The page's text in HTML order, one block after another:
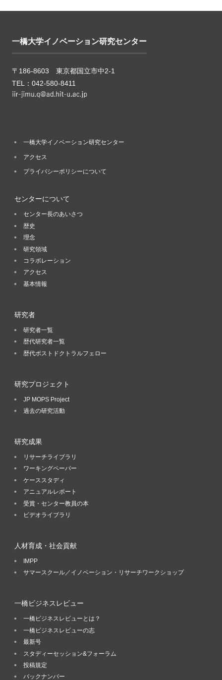
一橋大学イノベーション研究センター
〒186-8603 東京都国立市中2-1
TEL：042-580-8411
一橋大学イノベーション研究センター
アクセス
プライバシーポリシーについて
センターについて
センター長のあいさつ
歴史
理念
研究領域
コラボレーション
アクセス
基本情報
研究者
研究者一覧
歴代研究者一覧
歴代ポストドクトラルフェロー
研究プロジェクト
JP MOPS Project
過去の研究活動
研究成果
リサーチライブラリ
ワーキングペーパー
ケーススタディ
アニュアルレポート
受賞・センター教員の本
ビデオライブラリ
人材育成・社会貢献
IMPP
サマースクール／イノベーション・リサーチワークショップ
一橋ビジネスレビュー
一橋ビジネスレビューとは？
一橋ビジネスレビューの志
最新号
スタディーセッション&フォーラム
投稿規定
バックナンバー